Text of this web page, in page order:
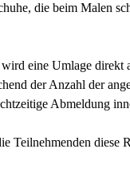
die beim Malen
eine Umlage
der Anzahl der
Abmeldung
Teilnehmenden diese